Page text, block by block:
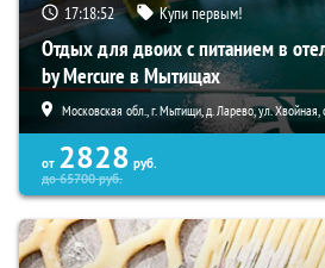
17:18:51 Купи первым!
Отдых для двоих с питанием в
by Mercure в Мытищах
Московская обл., г. Мытищи, д. Ларево, ул. Хвойная,
от 2828 руб.
до65700руб.